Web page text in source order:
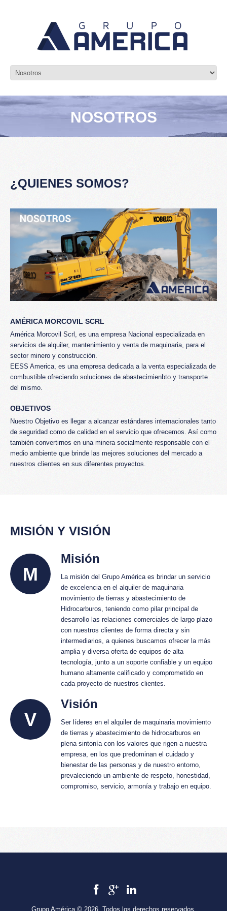
NOSOTROS
¿QUIENES SOMOS?
AMÉRICA MORCOVIL SCRL
América Morcovil Scrl, es una empresa Nacional especializada en
servicios de alquiler, mantenimiento y venta de maquinaria, para el
sector minero y construcción.
EESS America, es una empresa dedicada a la venta especializada de
combustible ofreciendo soluciones de abastecimienbto y transporte
del mismo.
OBJETIVOS
Nuestro Objetivo es llegar a alcanzar estándares internacionales tanto
de seguridad como de calidad en el servicio que ofrecemos. Así como
también convertirnos en una minera socialmente responsable con el
medio ambiente que brinde las mejores soluciones del mercado a
nuestros clientes en sus diferentes proyectos.
MISIÓN Y VISIÓN
M
Misión
La misión del Grupo América es brindar un servicio
de excelencia en el alquiler de maquinaria
movimiento de tierras y abastecimiento de
Hidrocarburos, teniendo como pilar principal de
desarrollo las relaciones comerciales de largo plazo
con nuestros clientes de forma directa y sin
intermediarios, a quienes buscamos ofrecer la más
amplia y diversa oferta de equipos de alta
tecnología, junto a un soporte confiable y un equipo
humano altamente calificado y comprometido en
cada proyecto de nuestros clientes.
V
Visión
Ser líderes en el alquiler de maquinaria movimiento
de tierras y abastecimiento de hidrocarburos en
plena sintonía con los valores que rigen a nuestra
empresa, en los que predominan el cuidado y
bienestar de las personas y de nuestro entorno,
prevaleciendo un ambiente de respeto, honestidad,
compromiso, servicio, armonía y trabajo en equipo.
Grupo América © 2026. Todos los derechos reservados.